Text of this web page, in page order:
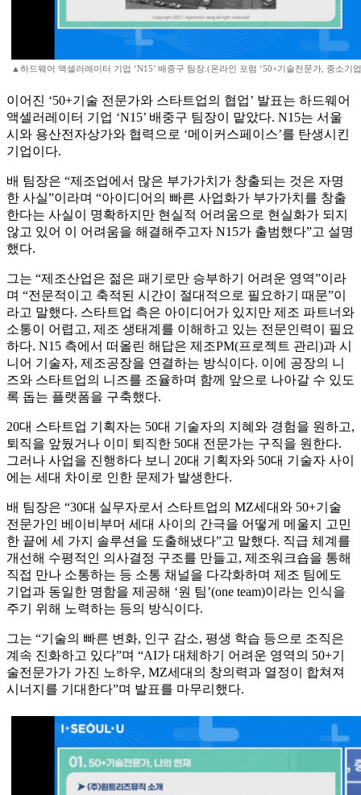
▲하드웨어 액셀러레이터 기업 ‘N15’ 배중구 팀장.(온라인 포럼 ‘50+기술전문가, 중소기
이어진 ‘50+기술 전문가와 스타트업의 협업’ 발표는 하드웨어
액셀러레이터 기업 ‘N15’ 배중구 팀장이 맡았다. N15는 서울
시와 용산전자상가와 협력으로 ‘메이커스페이스’를 탄생시킨
기업이다.
배 팀장은 “제조업에서 많은 부가가치가 창출되는 것은 자명
한 사실”이라며 “아이디어의 빠른 사업화가 부가가치를 창출
한다는 사실이 명확하지만 현실적 어려움으로 현실화가 되지
않고 있어 이 어려움을 해결해주고자 N15가 출범했다”고 설명
했다.
그는 “제조산업은 젊은 패기로만 승부하기 어려운 영역”이라
며 “전문적이고 축적된 시간이 절대적으로 필요하기 때문”이
라고 말했다. 스타트업 측은 아이디어가 있지만 제조 파트너와
소통이 어렵고, 제조 생태계를 이해하고 있는 전문인력이 필요
하다. N15 측에서 떠올린 해답은 제조PM(프로젝트 관리)과 시
니어 기술자, 제조공장을 연결하는 방식이다. 이에 공장의 니
즈와 스타트업의 니즈를 조율하며 함께 앞으로 나아갈 수 있도
록 돕는 플랫폼을 구축했다.
20대 스타트업 기획자는 50대 기술자의 지혜와 경험을 원하고,
퇴직을 앞뒀거나 이미 퇴직한 50대 전문가는 구직을 원한다.
그러나 사업을 진행하다 보니 20대 기획자와 50대 기술자 사이
에는 세대 차이로 인한 문제가 발생한다.
배 팀장은 “30대 실무자로서 스타트업의 MZ세대와 50+기술
전문가인 베이비부머 세대 사이의 간극을 어떻게 메울지 고민
한 끝에 세 가지 솔루션을 도출해냈다”고 말했다. 직급 체계를
개선해 수평적인 의사결정 구조를 만들고, 제조워크숍을 통해
직접 만나 소통하는 등 소통 채널을 다각화하며 제조 팀에도
기업과 동일한 명함을 제공해 ‘원 팀’(one team)이라는 인식을
주기 위해 노력하는 등의 방식이다.
그는 “기술의 빠른 변화, 인구 감소, 평생 학습 등으로 조직은
계속 진화하고 있다”며 “AI가 대체하기 어려운 영역의 50+기
술전문가가 가진 노하우, MZ세대의 창의력과 열정이 합쳐져
시너지를 기대한다”며 발표를 마무리했다.